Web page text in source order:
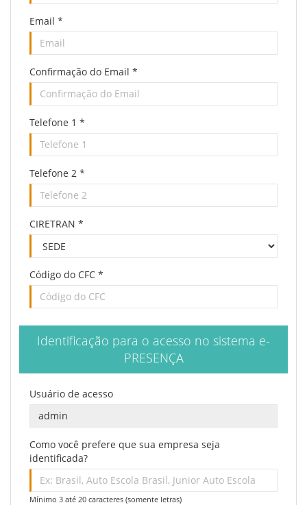
Email *
Confirmação do Email *
Telefone 1 *
Telefone 2 *
CIRETRAN *
Código do CFC *
Identificação para o acesso no sistema e-
PRESENÇA
Usuário de acesso
Como você prefere que sua empresa seja
identificada?
Mínimo 3 até 20 caracteres (somente letras)